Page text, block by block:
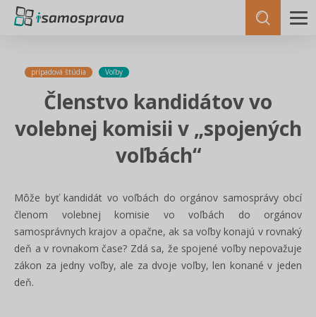
prípadová štúdia Voľby
Členstvo kandidátov vo
volebnej komisii v „spojených
voľbách“
Môže byť kandidát vo voľbách do orgánov samosprávy obcí
členom volebnej komisie vo voľbách do orgánov
samosprávnych krajov a opačne, ak sa voľby konajú v rovnaký
deň a v rovnakom čase? Zdá sa, že spojené voľby nepovažuje
zákon za jedny voľby, ale za dvoje voľby, len konané v jeden
deň.